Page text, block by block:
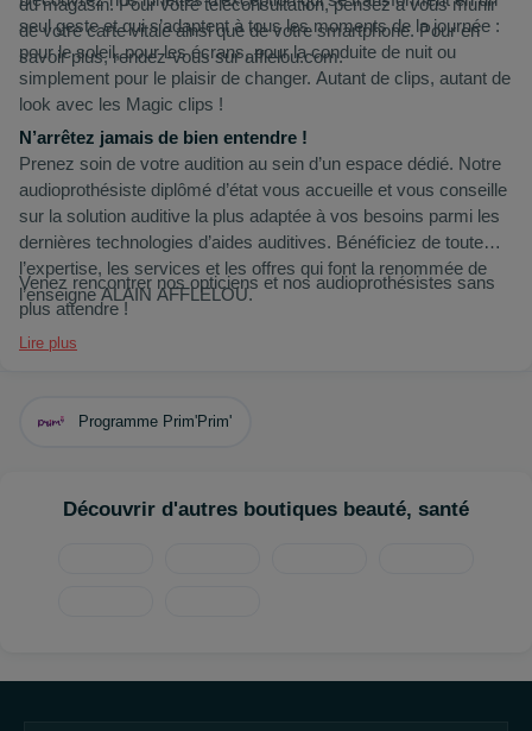
seul geste et qui s’adaptent à tous les moments de la journée :
pour le soleil, pour les écrans, pour la conduite de nuit ou
simplement pour le plaisir de changer. Autant de clips, autant de
look avec les Magic clips !
du magasin. Pour votre téléconsultation, pensez à vous munir
de votre carte vitale ainsi que de votre smartphone. Pour en
savoir plus, rendez-vous sur afflelou.com.
N’arrêtez jamais de bien entendre !
Prenez soin de votre audition au sein d’un espace dédié. Notre
audioprothésiste diplômé d’état vous accueille et vous conseille
sur la solution auditive la plus adaptée à vos besoins parmi les
dernières technologies d’aides auditives. Bénéficiez de toute
l’expertise, les services et les offres qui font la renommée de
l’enseigne ALAIN AFFLELOU.
Venez rencontrer nos opticiens et nos audioprothésistes sans
plus attendre !
Lire plus
Programme Prim'Prim'
Découvrir d'autres boutiques beauté, santé